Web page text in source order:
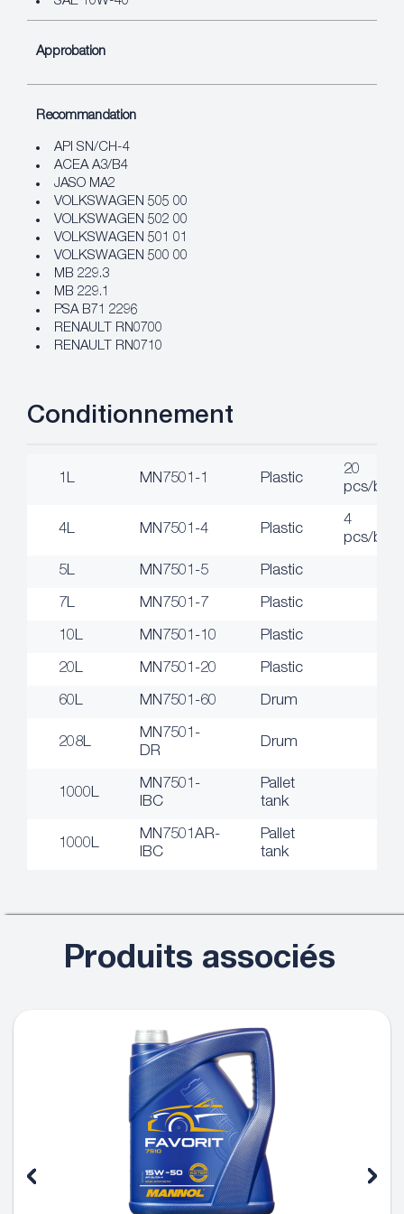
Approbation
Recommandation
API SN/CH-4
ACEA A3/B4
JASO MA2
VOLKSWAGEN 505 00
VOLKSWAGEN 502 00
VOLKSWAGEN 501 01
VOLKSWAGEN 500 00
MB 229.3
MB 229.1
PSA B71 2296
RENAULT RN0700
RENAULT RN0710
Conditionnement
1L MN7501-1 Plastic
20
pcs/box
4L MN7501-4 Plastic
4
pcs/box
5L MN7501-5 Plastic
7L MN7501-7 Plastic
10L MN7501-10 Plastic
20L MN7501-20 Plastic
60L MN7501-60 Drum
208L
MN7501-
DR
Drum
1000L
MN7501-
IBC
Pallet
tank
1000L
MN7501AR-
IBC
Pallet
tank
Produits associés